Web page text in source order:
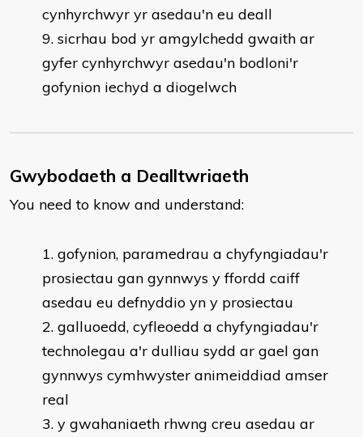
cynhyrchwyr yr asedau'n eu deall
sicrhau bod yr amgylchedd gwaith ar
gyfer cynhyrchwyr asedau'n bodloni'r
gofynion iechyd a diogelwch
Gwybodaeth a Dealltwriaeth
You need to know and understand:
​gofynion, paramedrau a chyfyngiadau'r
prosiectau gan gynnwys y ffordd caiff
asedau eu defnyddio yn y prosiectau
galluoedd, cyfleoedd a chyfyngiadau'r
technolegau a'r dulliau sydd ar gael gan
gynnwys cymhwyster animeiddiad amser
real
y gwahaniaeth rhwng creu asedau ar